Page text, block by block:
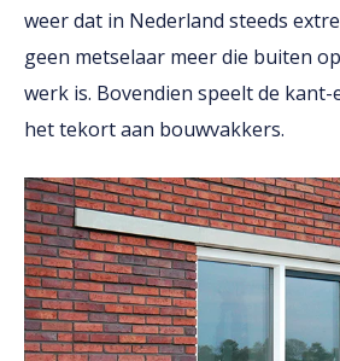
weer dat in Nederland steeds
geen metselaar meer die buiten
werk is. Bovendien speelt de
het tekort aan bouwvakkers.